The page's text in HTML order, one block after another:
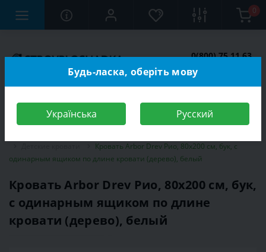
0
0(800) 75 11 63
Кровать Arbor Drev Рио, 80х200 см, бук, с
одинарным ящиком по длине кровати (дерево), белый
Кровать Arbor Drev Рио, 80х200 см, бук,
с одинарным ящиком по длине
кровати (дерево), белый
Будь-ласка, оберіть мову
Українська Русский